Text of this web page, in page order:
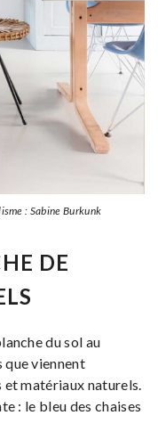
: Sabine Burkunk
DE
du sol au
que viennent
matériaux naturels.
: le bleu des chaises